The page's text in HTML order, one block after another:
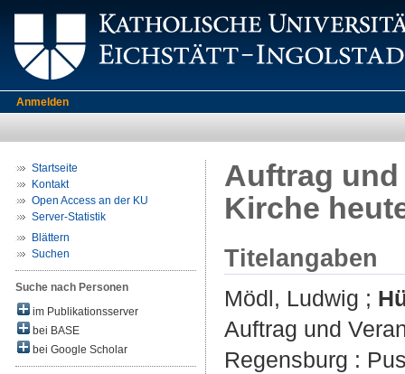
Anmelden
Startseite
Kontakt
Open Access an der KU
Server-Statistik
Blättern
Suchen
Suche nach Personen
im Publikationsserver
bei BASE
bei Google Scholar
Auftrag
Kirche
Titelangaben
Mödl, Ludwig ;
Auftrag und
Regensburg :